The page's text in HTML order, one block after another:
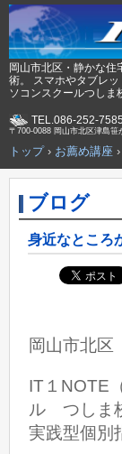
岡山市北区・静かな住
術。 スマホやタブレ
ソコンスクールつしま
TEL.086-252-7585
〒700-0088 岡山市北区津島笹
トップ› お薦め講座 ›
ブログ
身近なところ
岡山市北
IT１NOTE
ル つしま
実践型個